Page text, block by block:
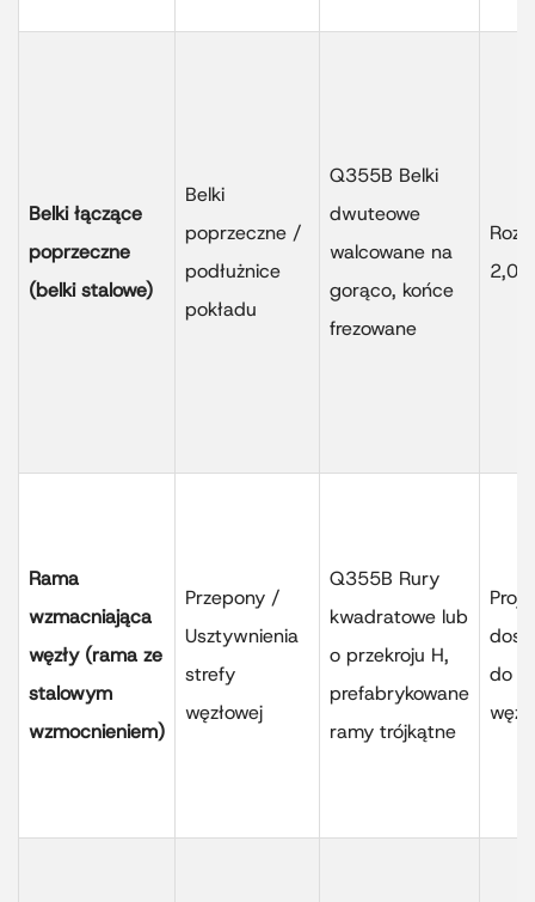
Belki łączące
poprzeczne
(belki stalowe)
Belki
poprzeczne /
podłużnice
pokładu
Q355B Belki
dwuteowe
walcowane na
gorąco, końce
frezowane
2,0-
Rama
wzmacniająca
węzły (rama ze
stalowym
wzmocnieniem)
Przepony /
Usztywnienia
strefy
węzłowej
Q355B Rury
kwadratowe lub
o przekroju H,
prefabrykowane
ramy trójkątne
do